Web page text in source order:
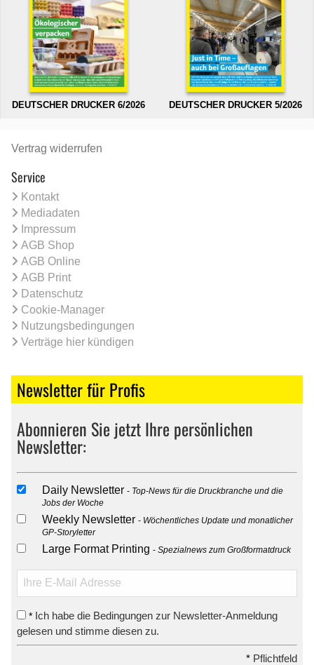
DEUTSCHER DRUCKER 6/2026 DEUTSCHER DRUCKER 5/2026
Vertrag widerrufen
Service
Kontakt
Mediadaten
Impressum
AGB Shop
AGB Online
AGB Print
Datenschutz
Cookie-Manager
Nutzungsbedingungen
Verträge hier kündigen
Newsletter für Profis
Abonnieren Sie jetzt Ihre persönlichen
Newsletter:
Daily Newsletter
Top-News für die Druckbranche und die
Jobs der Woche
Weekly Newsletter
Wöchentliches Update und monatlicher
GP-Storyletter
Large Format Printing Spezialnews zum Großformatdruck
* Ich habe die Bedingungen zur Newsletter-Anmeldung
gelesen und stimme diesen zu.
* Pflichtfeld